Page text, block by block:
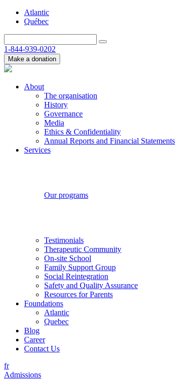
Atlantic
Québec
1-844-939-0202
Make a donation
About
The organisation
History
Governance
Media
Ethics & Confidentiality
Annual Reports and Financial Statements
Services
Our programs
Testimonials
Therapeutic Community
On-site School
Family Support Group
Social Reintegration
Safety and Quality Assurance
Resources for Parents
Foundations
Atlantic
Quebec
Blog
Career
Contact Us
fr
Admissions